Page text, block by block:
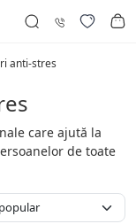
anti-stres
care ajută la
de toate